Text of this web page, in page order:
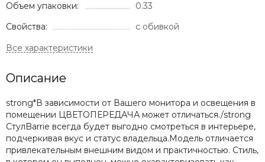
Объем упаковки:
0.33
Свойства:
с обивкой
Описание
strong*В зависимости от Вашего монитора и освещения в
помещении ЦВЕТОПЕРЕДАЧА может отличаться./strong
СтулBarrie всегда будет выгодно смотреться в интерьере,
подчеркивая вкус и статус владельца.Модель отличается
привлекательным внешним видом и практичностью. Стиль,